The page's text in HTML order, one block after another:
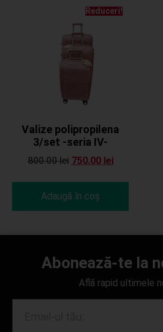
Reduceri!
Valize polipropilena
3/set -seria IV-
800.00lei 750.00 lei
Adaugă în coș
Abonează-te la
Află rapid ultimele